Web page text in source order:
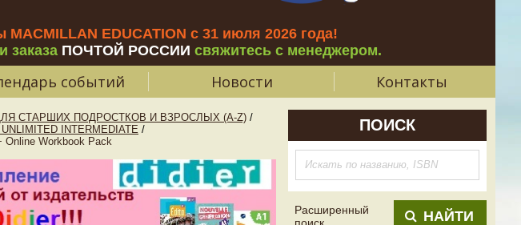
EDUCATION с 31 июля 2026 года!
заказа ПОЧТОЙ РОССИИ свяжитесь с менеджером.
событий Новости Контакты
СТАРШИХ ПОДРОСТКОВ И ВЗРОСЛЫХ (A-Z) /
INTERMEDIATE /
Online Workbook Pack
ПОИСК
Расширенный
НАЙТИ